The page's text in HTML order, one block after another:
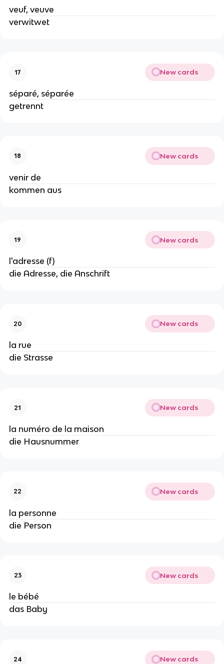
veuf, veuve
verwitwet
17 New cards
séparé, séparée
getrennt
18 New cards
venir de
kommen aus
19 New cards
l'adresse (f)
die Adresse, die Anschrift
20 New cards
la rue
die Strasse
21 New cards
la numéro de la maison
die Hausnummer
22 New cards
la personne
die Person
23 New cards
le bébé
das Baby
24 New cards